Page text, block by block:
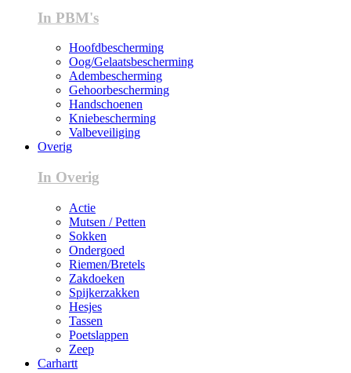
In PBM's
Hoofdbescherming
Oog/Gelaatsbescherming
Adembescherming
Gehoorbescherming
Handschoenen
Kniebescherming
Valbeveiliging
Overig
In Overig
Actie
Mutsen / Petten
Sokken
Ondergoed
Riemen/Bretels
Zakdoeken
Spijkerzakken
Hesjes
Tassen
Poetslappen
Zeep
Carhartt